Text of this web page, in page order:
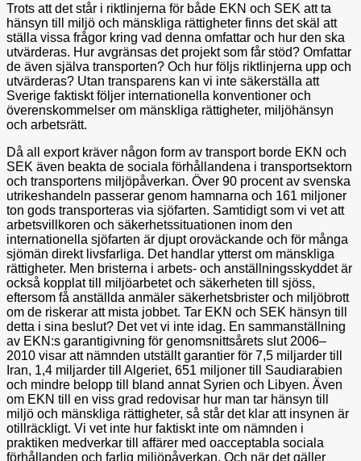
Trots att det står i riktlinjerna för både EKN och SEK att ta
hänsyn till miljö och mänskliga rättigheter finns det skäl att
ställa vissa frågor kring vad denna omfattar och hur den ska
utvärderas. Hur avgränsas det projekt som får stöd? Omfattar
de även själva transporten? Och hur följs riktlinjerna upp och
utvärderas? Utan transparens kan vi inte säkerställa att
Sverige faktiskt följer internationella konventioner och
överenskommelser om mänskliga rättigheter, miljöhänsyn
och arbetsrätt.
Då all export kräver någon form av transport borde EKN och
SEK även beakta de sociala förhållandena i transportsektorn
och transportens miljöpåverkan. Över 90 procent av svenska
utrikeshandeln passerar genom hamnarna och 161 miljoner
ton gods transporteras via sjöfarten. Samtidigt som vi vet att
arbetsvillkoren och säkerhetssituationen inom den
internationella sjöfarten är djupt oroväckande och för många
sjömän direkt livsfarliga. Det handlar ytterst om mänskliga
rättigheter. Men bristerna i arbets- och anställningsskyddet är
också kopplat till miljöarbetet och säkerheten till sjöss,
eftersom få anställda anmäler säkerhetsbrister och miljöbrott
om de riskerar att mista jobbet. Tar EKN och SEK hänsyn till
detta i sina beslut? Det vet vi inte idag. En sammanställning
av EKN:s garantigivning för genomsnittsårets slut 2006–
2010 visar att nämnden utställt garantier för 7,5 miljarder till
Iran, 1,4 miljarder till Algeriet, 651 miljoner till Saudiarabien
och mindre belopp till bland annat Syrien och Libyen. Även
om EKN till en viss grad redovisar hur man tar hänsyn till
miljö och mänskliga rättigheter, så står det klar att insynen är
otillräckligt. Vi vet inte hur faktiskt inte om nämnden i
praktiken medverkar till affärer med oacceptabla sociala
förhållanden och farlig miljöpåverkan. Och när det gäller